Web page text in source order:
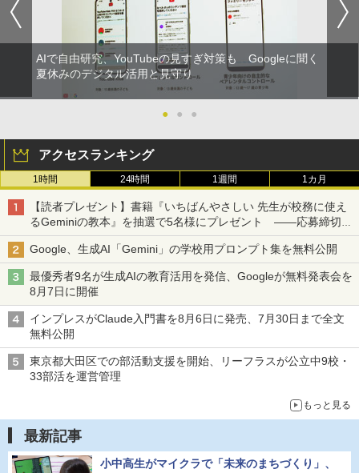
AIで自由研究、YouTubeの見すぎ対策も Googleに聞く
夏休みのデジタル活用と見守り
● ● ●
アクセスランキング
1時間 24時間 1週間 1カ月
【読者プレゼント】書籍『いちばんやさしい 先生が校務に使え
るGeminiの教本』を抽選で5名様にプレゼント ――応募締切は
2026年8月12日（水）まで
Google、生成AI「Gemini」の学校用プロンプト集を無料公開
最優秀者9名が生成AIの教育活用を発信、Googleが無料発表会を
8月7日に開催
インプレスがClaude入門書を8月6日に発売、7月30日まで全文
無料公開
東京都大田区での部活動支援を開始、リーフラスが公立中9校・
33部活を運営管理
もっと見る
最新記事
小中高生がマイクラで「未来のまちづくり」、